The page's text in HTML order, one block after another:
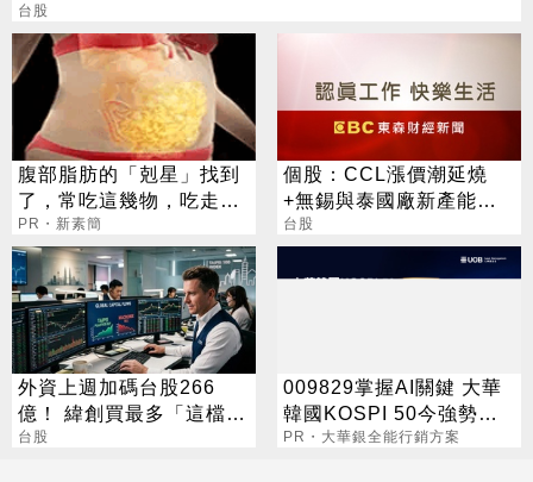
台股
腹部脂肪的「剋星」找到
了，常吃這幾物，吃走大
肚囊，瘦出小蠻腰
PR・新素簡
個股：CCL漲價潮延燒
+無錫與泰國廠新產能到
位，聯茂未來兩年獲利成
長可期
台股
外資上週加碼台股266
億！ 緯創買最多「這檔」
最慘被砍12.7萬張
台股
009829掌握AI關鍵 大華
韓國KOSPI 50今強勢開
募
PR・大華銀全能行銷方案